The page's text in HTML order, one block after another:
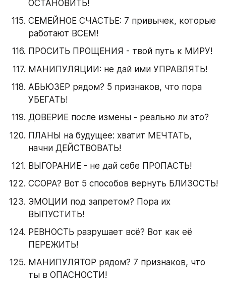
ОСТАНОВИТЬ!
СЕМЕЙНОЕ СЧАСТЬЕ: 7 привычек, которые
работают ВСЕМ!
ПРОСИТЬ ПРОЩЕНИЯ - твой путь к МИРУ!
МАНИПУЛЯЦИИ: не дай ими УПРАВЛЯТЬ!
АБЬЮЗЕР рядом? 5 признаков, что пора
УБЕГАТЬ!
ДОВЕРИЕ после измены - реально ли это?
ПЛАНЫ на будущее: хватит МЕЧТАТЬ,
начни ДЕЙСТВОВАТЬ!
ВЫГОРАНИЕ - не дай себе ПРОПАСТЬ!
ССОРА? Вот 5 способов вернуть БЛИЗОСТЬ!
ЭМОЦИИ под запретом? Пора их
ВЫПУСТИТЬ!
РЕВНОСТЬ разрушает всё? Вот как её
ПЕРЕЖИТЬ!
МАНИПУЛЯТОР рядом? 7 признаков, что
ты в ОПАСНОСТИ!